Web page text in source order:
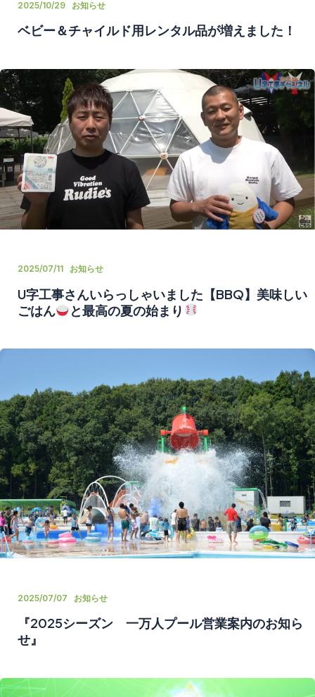
2025/10/29 お知らせ
ベビー＆チャイルド用レンタル品が増えました！
2025/07/11 お知らせ
U字工事さんいらっしゃいました【BBQ】美味しい
ごはん
と最高の夏の始まり
2025/07/07 お知らせ
『2025シーズン 一万人プール営業案内のお知ら
せ』